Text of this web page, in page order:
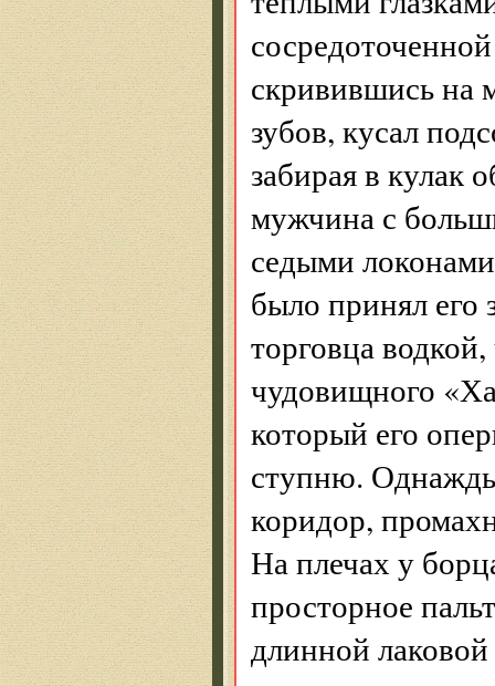
скривившись на
зубов, кусал
забирая в кулак
мужчина с
седыми
было принял его
торговца
чудовищного
который его
ступню.
коридор,
На плечах у
просторное
длинной